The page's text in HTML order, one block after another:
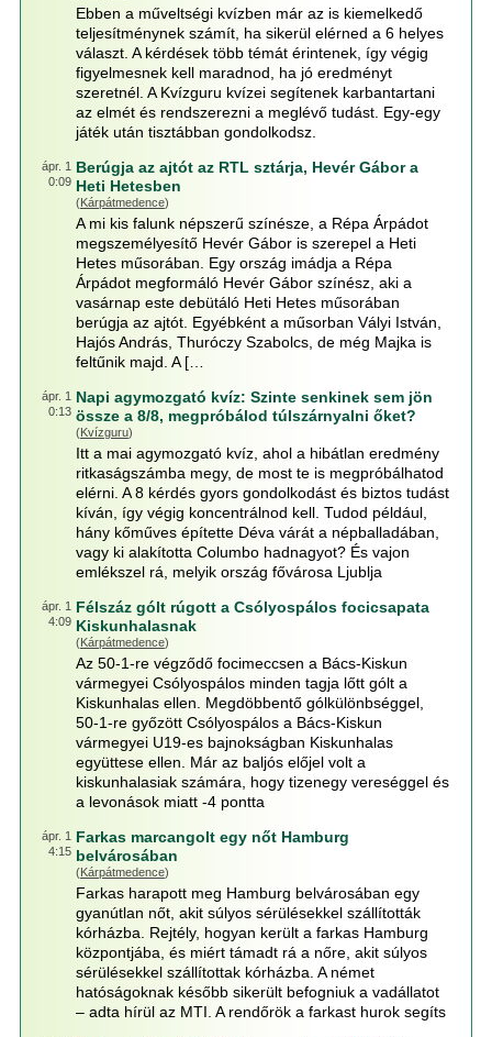
Ebben a műveltségi kvízben már az is kiemelkedő
teljesítménynek számít, ha sikerül elérned a 6 helyes
választ. A kérdések több témát érintenek, így végig
figyelmesnek kell maradnod, ha jó eredményt
szeretnél. A Kvízguru kvízei segítenek karbantartani
az elmét és rendszerezni a meglévő tudást. Egy-egy
játék után tisztábban gondolkodsz.
ápr. 1
0:09
Berúgja az ajtót az RTL sztárja, Hevér Gábor a
Heti Hetesben
(Kárpátmedence)
A mi kis falunk népszerű színésze, a Répa Árpádot
megszemélyesítő Hevér Gábor is szerepel a Heti
Hetes műsorában. Egy ország imádja a Répa
Árpádot megformáló Hevér Gábor színész, aki a
vasárnap este debütáló Heti Hetes műsorában
berúgja az ajtót. Egyébként a műsorban Vályi István,
Hajós András, Thuróczy Szabolcs, de még Majka is
feltűnik majd. A […
ápr. 1
0:13
Napi agymozgató kvíz: Szinte senkinek sem jön
össze a 8/8, megpróbálod túlszárnyalni őket?
(Kvízguru)
Itt a mai agymozgató kvíz, ahol a hibátlan eredmény
ritkaságszámba megy, de most te is megpróbálhatod
elérni. A 8 kérdés gyors gondolkodást és biztos tudást
kíván, így végig koncentrálnod kell. Tudod például,
hány kőműves építette Déva várát a népballadában,
vagy ki alakította Columbo hadnagyot? És vajon
emlékszel rá, melyik ország fővárosa Ljublja
ápr. 1
4:09
Félszáz gólt rúgott a Csólyospálos focicsapata
Kiskunhalasnak
(Kárpátmedence)
Az 50-1-re végződő focimeccsen a Bács-Kiskun
vármegyei Csólyospálos minden tagja lőtt gólt a
Kiskunhalas ellen. Megdöbbentő gólkülönbséggel,
50-1-re győzött Csólyospálos a Bács-Kiskun
vármegyei U19-es bajnokságban Kiskunhalas
együttese ellen. Már az baljós előjel volt a
kiskunhalasiak számára, hogy tizenegy vereséggel és
a levonások miatt -4 pontta
ápr. 1
4:15
Farkas marcangolt egy nőt Hamburg
belvárosában
(Kárpátmedence)
Farkas harapott meg Hamburg belvárosában egy
gyanútlan nőt, akit súlyos sérülésekkel szállították
kórházba. Rejtély, hogyan került a farkas Hamburg
központjába, és miért támadt rá a nőre, akit súlyos
sérülésekkel szállítottak kórházba. A német
hatóságoknak később sikerült befogniuk a vadállatot
– adta hírül az MTI. A rendőrök a farkast hurok segíts